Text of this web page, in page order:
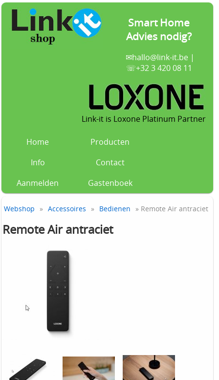
Smart Home
Advies nodig?
✉hallo@link-it.be|
☏+32 3 420 08 11
Link-it is Loxone Platinum Partner
Home
Producten
Info
Contact
Aanmelden
Gastenboek
Webshop » Accessoires » Bedienen » Remote Air antraciet
Remote Air antraciet